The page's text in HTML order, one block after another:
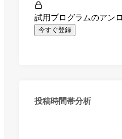
試用プログラムのアン
今すぐ登録
投稿時間帯分析